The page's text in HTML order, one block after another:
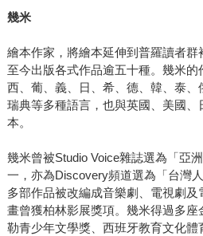
幾米
繪本作家，將繪本延伸到普羅讀者群
至今出版各式作品逾五十種。幾米的
西、葡、義、日、希、德、韓、泰、
瑞典等多種語言，也與英國、美國、
本。
幾米曾被Studio Voice雜誌選為「亞
一，亦為Discovery頻道選為「台灣
多部作品被改編成音樂劇、電視劇
畫曾獲柏林影展獎項。幾米得過多
勒青少年文學獎、西班牙教育文化